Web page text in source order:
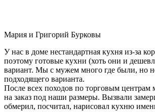
Мария и Григорий Бурковы
У нас в доме нестандартная кухня из-за
поэтому готовые кухни (хоть они и
вариант. Мы с мужем много где были, но
подходящего варианта.
После всех походов по торговым центрам
на заказ под наши размеры. Вызвали
обмерил, посчитал, нарисовал кухню